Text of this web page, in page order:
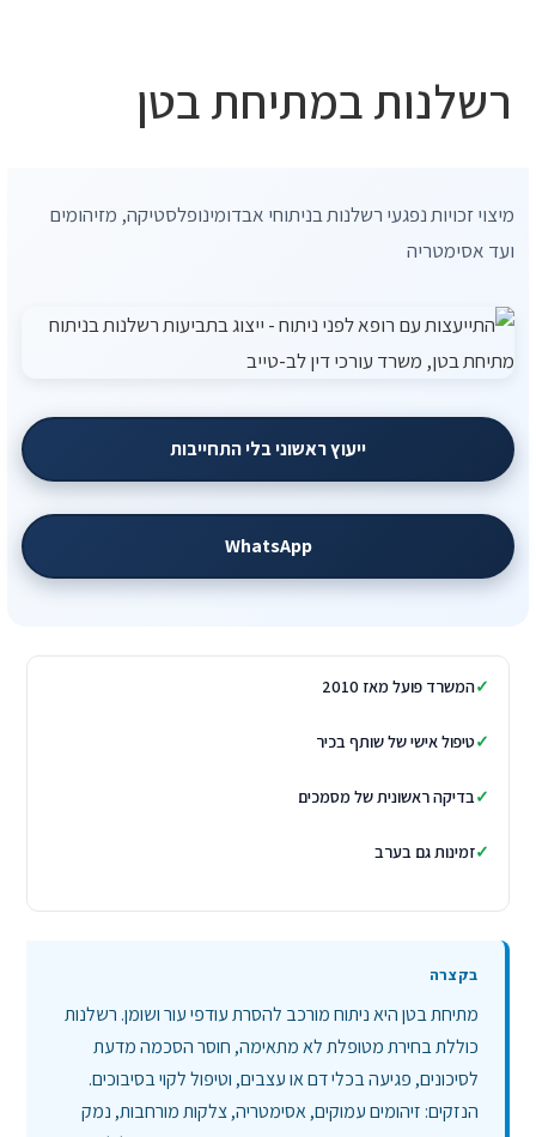
רשלנות במתיחת בטן
מיצוי זכויות נפגעי רשלנות בניתוחי אבדומינופלסטיקה, מזיהומים
ועד אסימטריה
ייעוץ ראשוני בלי התחייבות
WhatsApp
המשרד פועל מאז 2010
טיפול אישי של שותף בכיר
בדיקה ראשונית של מסמכים
זמינות גם בערב
מתיחת בטן היא ניתוח מורכב להסרת עודפי עור ושומן. רשלנות
כוללת בחירת מטופלת לא מתאימה, חוסר הסכמה מדעת
לסיכונים, פגיעה בכלי דם או עצבים, וטיפול לקוי בסיבוכים.
הנזקים: זיהומים עמוקים, אסימטריה, צלקות מורחבות, נמק